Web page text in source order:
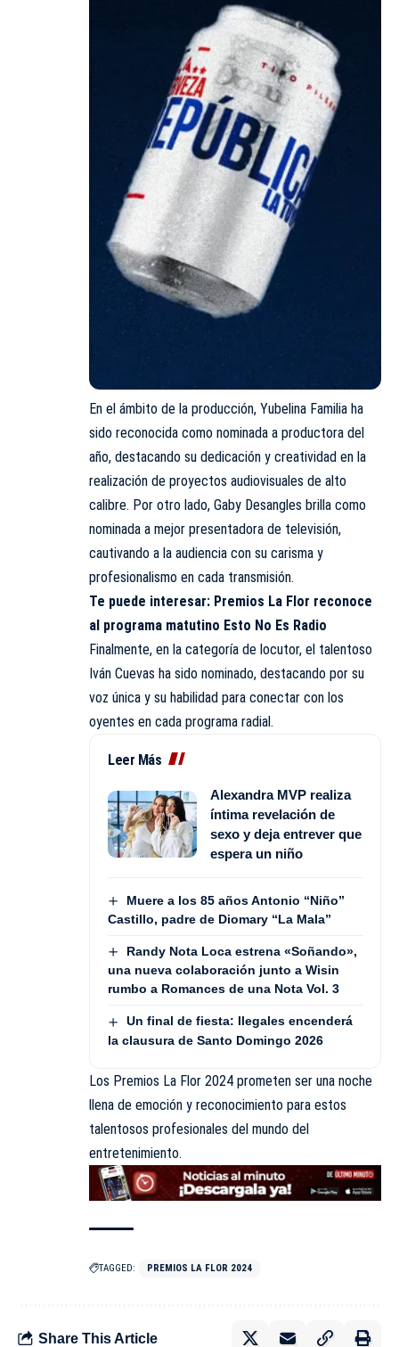
En el ámbito de la producción, Yubelina Familia ha
sido reconocida como nominada a productora del
año, destacando su dedicación y creatividad en la
realización de proyectos audiovisuales de alto
calibre. Por otro lado, Gaby Desangles brilla como
nominada a mejor presentadora de televisión,
cautivando a la audiencia con su carisma y
profesionalismo en cada transmisión.
Te puede interesar: Premios La Flor reconoce
al programa matutino Esto No Es Radio
Finalmente, en la categoría de locutor, el talentoso
Iván Cuevas ha sido nominado, destacando por su
voz única y su habilidad para conectar con los
oyentes en cada programa radial.
Leer Más
Alexandra MVP realiza
íntima revelación de
sexo y deja entrever que
espera un niño
Muere a los 85 años Antonio “Niño”
Castillo, padre de Diomary “La Mala”
Randy Nota Loca estrena «Soñando»,
una nueva colaboración junto a Wisin
rumbo a Romances de una Nota Vol. 3
Un final de fiesta: Ilegales encenderá
la clausura de Santo Domingo 2026
Los Premios La Flor 2024 prometen ser una noche
llena de emoción y reconocimiento para estos
talentosos profesionales del mundo del
entretenimiento.
TAGGED: PREMIOS LA FLOR 2024
Share This Article